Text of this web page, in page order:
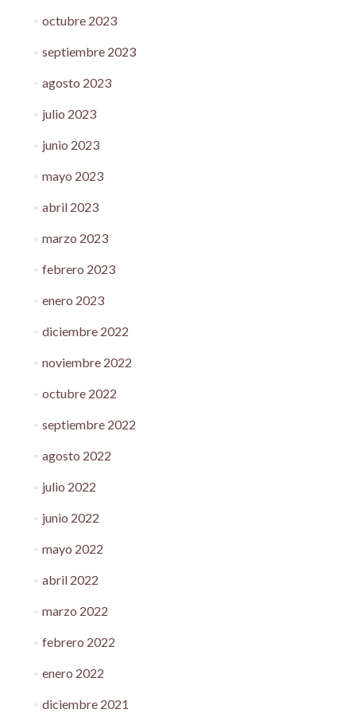
octubre 2023
septiembre 2023
agosto 2023
julio 2023
junio 2023
mayo 2023
abril 2023
marzo 2023
febrero 2023
enero 2023
diciembre 2022
noviembre 2022
octubre 2022
septiembre 2022
agosto 2022
julio 2022
junio 2022
mayo 2022
abril 2022
marzo 2022
febrero 2022
enero 2022
diciembre 2021